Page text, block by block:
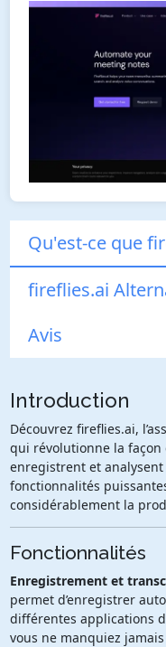
Qu'est-ce que
fireflies.ai
Avis
Introduction
Découvrez fireflies.ai,
qui révolutionne la
enregistrent et analysent
fonctionnalités
considérablement la
Fonctionnalités
Enregistrement et
permet d’enregistrer
différentes applications
vous ne manquiez